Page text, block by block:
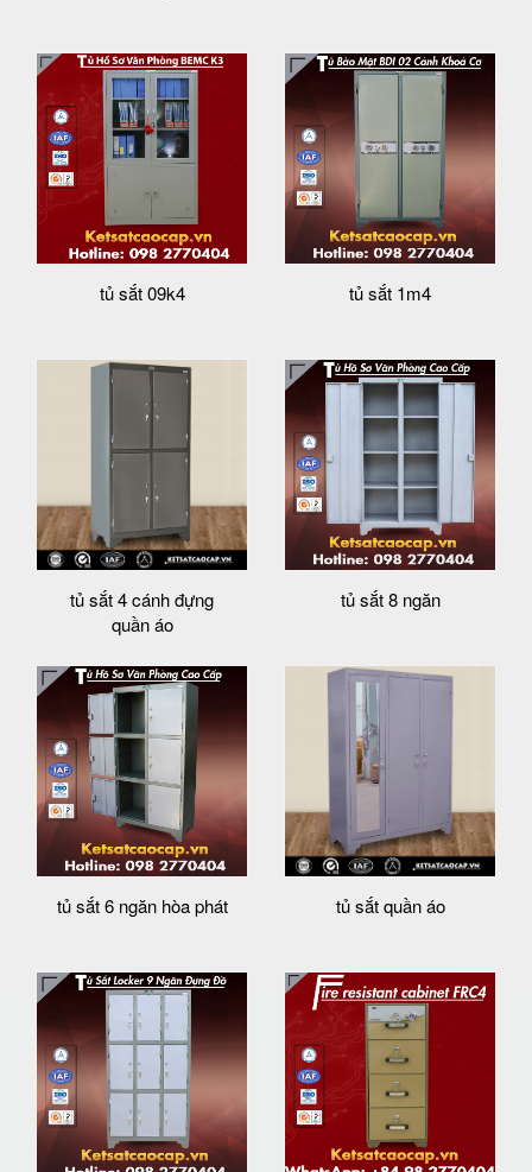
tủ sắt 09k4 tủ sắt 1m4
tủ sắt 4 cánh đựng
quần áo
tủ sắt 8 ngăn
tủ sắt 6 ngăn hòa phát tủ sắt quần áo